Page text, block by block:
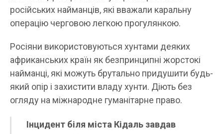
російських найманців, які вважали каральну
операцію черговою легкою прогулянкою.
Росіяни використовуються хунтами деяких
африканських країн як безпринципні жорстокі
найманці, які можуть брутально придушити будь-
який опір і захистити владу хунти. Діють без
огляду на міжнародне гуманітарне право.
Інцидент біля міста Кідаль завдав